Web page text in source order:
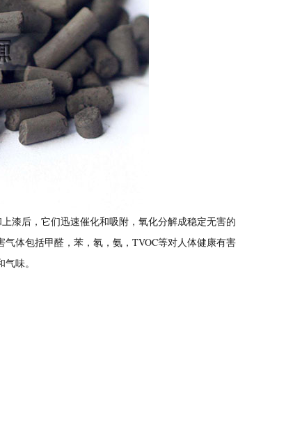
漆后，它们迅速催化和吸附，氧化分解成稳定无害的
体包括甲醛，苯，氡，氨，TVOC等对人体健康有害
味。